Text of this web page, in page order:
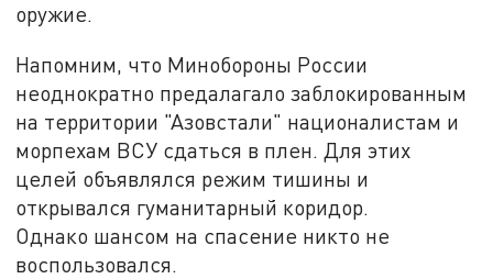
оружие.
Напомним, что Минобороны России
неоднократно предалагало заблокированным
на территории "Азовстали" националистам и
морпехам ВСУ сдаться в плен. Для этих
целей объявлялся режим тишины и
открывался гуманитарный коридор.
Однако шансом на спасение никто не
воспользовался.